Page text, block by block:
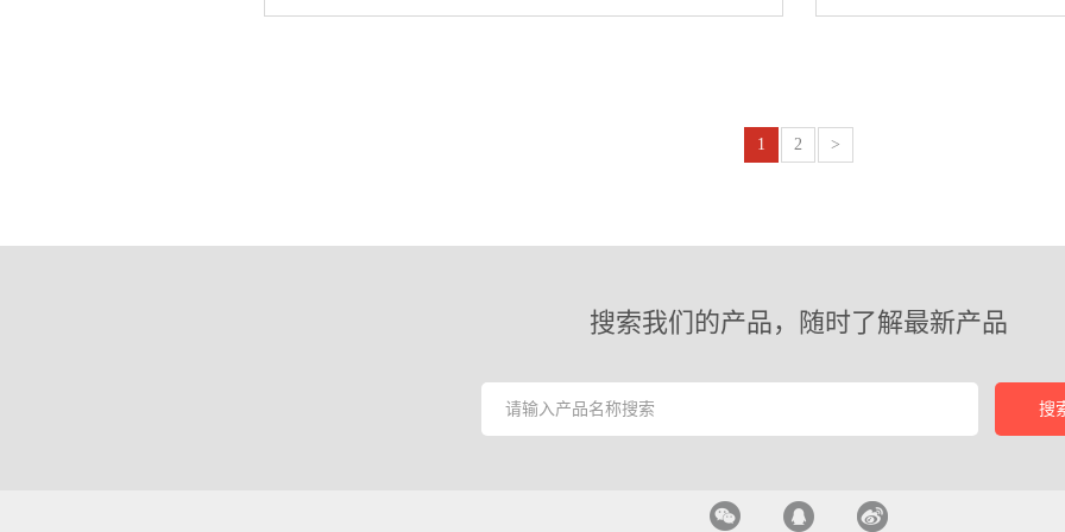
1 2 >
搜索我们的产品，随时了解最新产品
搜